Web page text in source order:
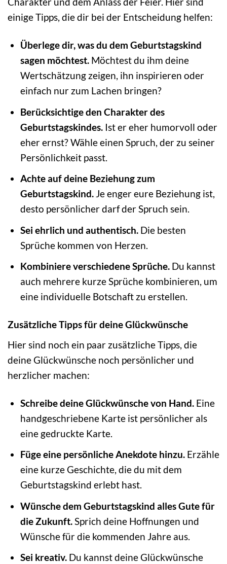
einige Tipps, die dir bei der Entscheidung helfen:
Überlege dir, was du dem Geburtstagskind
sagen möchtest.Möchtest du ihm deine
Wertschätzung zeigen, ihn inspirieren oder
einfach nur zum Lachen bringen?
Berücksichtige den Charakter des
Geburtstagskindes.Ist er eher humorvoll oder
eher ernst? Wähle einen Spruch, der zu seiner
Persönlichkeit passt.
Achte auf deine Beziehung zum
Geburtstagskind.Je enger eure Beziehung ist,
desto persönlicher darf der Spruch sein.
Sei ehrlich und authentisch.Die besten
Sprüche kommen von Herzen.
Kombiniere verschiedene Sprüche.Du kannst
auch mehrere kurze Sprüche kombinieren, um
eine individuelle Botschaft zu erstellen.
Zusätzliche Tipps für deine Glückwünsche
Hier sind noch ein paar zusätzliche Tipps, die
deine Glückwünsche noch persönlicher und
herzlicher machen:
Schreibe deine Glückwünsche von Hand.Eine
handgeschriebene Karte ist persönlicher als
eine gedruckte Karte.
Füge eine persönliche Anekdote hinzu.Erzähle
eine kurze Geschichte, die du mit dem
Geburtstagskind erlebt hast.
Wünsche dem Geburtstagskind alles Gute für
die Zukunft.Sprich deine Hoffnungen und
Wünsche für die kommenden Jahre aus.
Sei kreativ.Du kannst deine Glückwünsche